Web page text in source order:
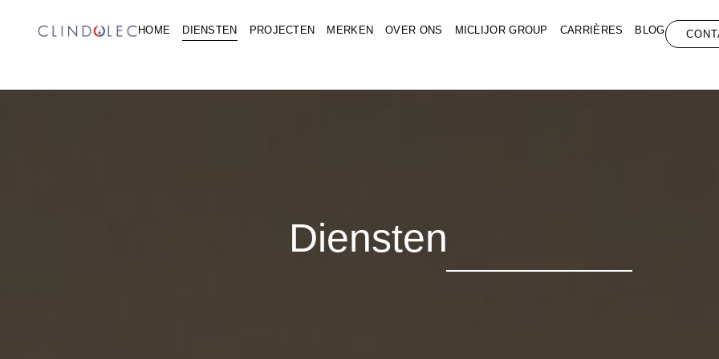
HOME DIENSTEN PROJECTEN MERKEN OVER ONS MICLIJOR GROUP CARRIÈRES BLOG
Diensten